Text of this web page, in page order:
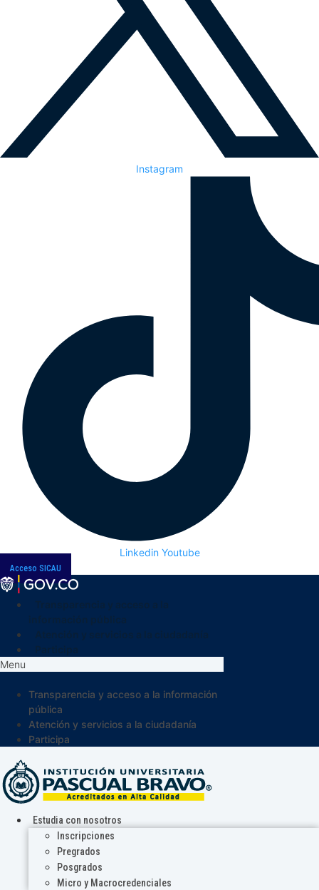
Instagram
Linkedin Youtube
Acceso SICAU
Menu
Transparencia y acceso a la información
pública
Atención y servicios a la ciudadanía
Participa
Estudia con nosotros
Inscripciones
Pregrados
Posgrados
Micro y Macrocredenciales